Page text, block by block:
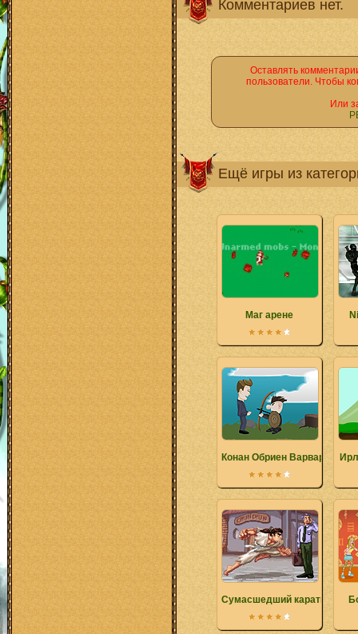
Комментариев нет.
Оставлять
пользователи. Чтобы
Или
Ещё игры из
Маг арене
Конан Обриен Варвар
Сумасшедший каратист